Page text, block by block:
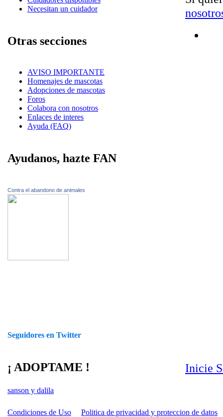
Necesitan un cuidador
Otras secciones
AVISO IMPORTANTE
Homenajes de mascotas
Adopciones de mascotas
Foros
Colabora con nosotros
Enlaces de interes
Ayuda (FAQ)
Ayudanos, hazte FAN
Contra el abandono de animales
Seguidores en Twitter
¡ ADOPTAME !
sanson y dalila
Inicie
Condiciones de Uso Politica de privacidad y proteccion de datos